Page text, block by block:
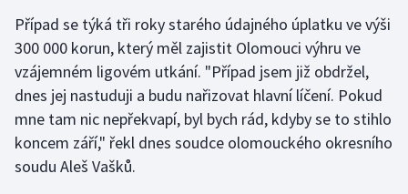
Futsal
Golf
Gymnastika
Házená
Případ se týká tři roky starého údajného úplatku ve výši
300 000 korun, který měl zajistit Olomouci výhru ve
vzájemném ligovém utkání. "Případ jsem již obdržel,
dnes jej nastuduji a budu nařizovat hlavní líčení. Pokud
mne tam nic nepřekvapí, byl bych rád, kdyby se to stihlo
koncem září," řekl dnes soudce olomouckého okresního
soudu Aleš Vašků.